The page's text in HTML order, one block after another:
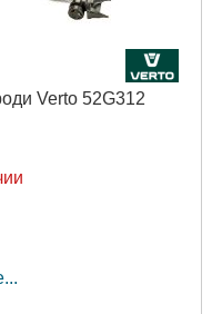
Verto 52G312